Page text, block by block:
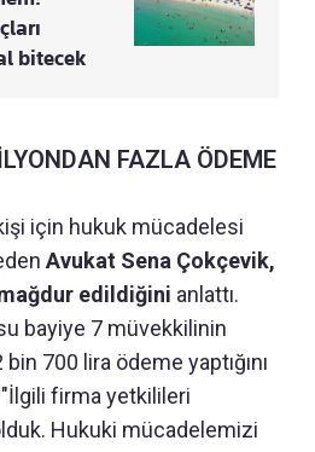
bitecek
FAZLA ÖDEME
için hukuk mücadelesi
Avukat Sena Çokçevik,
edildiğini anlattı.
bayiye 7 müvekkilinin
700 lira ödeme yaptığını
firma yetkilileri
Hukuki mücadelemizi